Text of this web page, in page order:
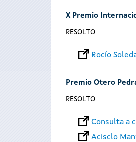
X Premio
RESOLTO
Rocío
Premio Otero
RESOLTO
Consulta a
Acisclo